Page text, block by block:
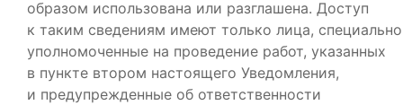
образом использована или разглашена. Доступ
к таким сведениям имеют только лица, специально
уполномоченные на проведение работ, указанных
в пункте втором настоящего Уведомления,
и предупрежденные об ответственности